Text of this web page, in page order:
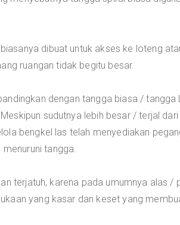
dibuat untuk akses ke loteng
ruangan tidak begitu besar.
dengan tangga biasa / tangga
sudutnya lebih besar / terjal
bengkel las telah menyediakan
tangga.
terjatuh, karena pada umumnya alas /
yang kasar dan keset yang